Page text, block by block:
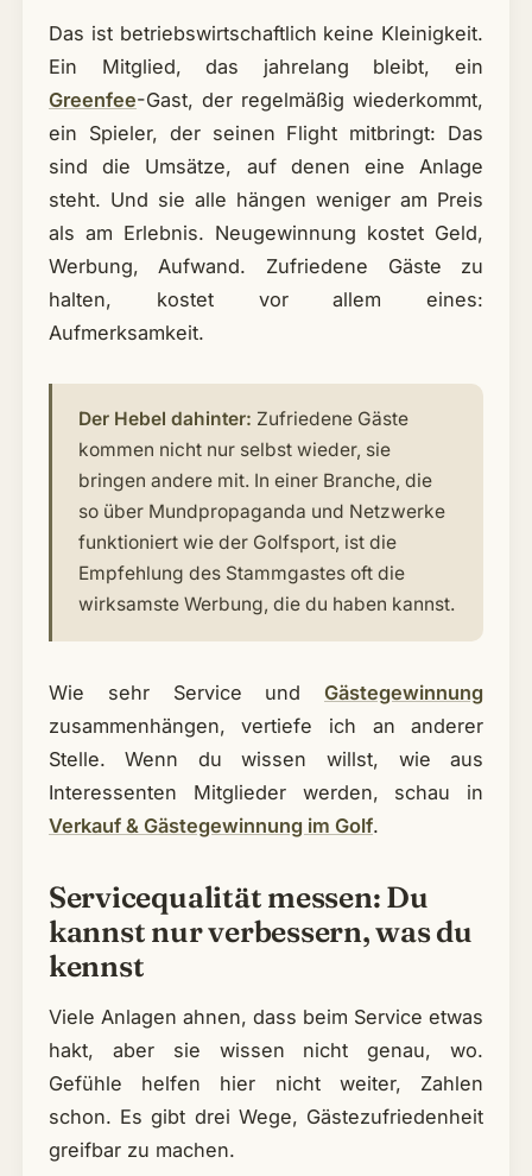
Das ist betriebswirtschaftlich keine Kleinigkeit.
Ein Mitglied, das jahrelang bleibt, ein
Greenfee-Gast, der regelmäßig wiederkommt,
ein Spieler, der seinen Flight mitbringt: Das
sind die Umsätze, auf denen eine Anlage
steht. Und sie alle hängen weniger am Preis
als am Erlebnis. Neugewinnung kostet Geld,
Werbung, Aufwand. Zufriedene Gäste zu
halten, kostet vor allem eines:
Aufmerksamkeit.
Der Hebel dahinter: Zufriedene Gäste
kommen nicht nur selbst wieder, sie
bringen andere mit. In einer Branche, die
so über Mundpropaganda und Netzwerke
funktioniert wie der Golfsport, ist die
Empfehlung des Stammgastes oft die
wirksamste Werbung, die du haben kannst.
Wie sehr Service undGästegewinnung
zusammenhängen, vertiefe ich an anderer
Stelle. Wenn du wissen willst, wie aus
Interessenten Mitglieder werden, schau in
Verkauf & Gästegewinnung im Golf.
Servicequalität messen: Du
kannst nur verbessern, was du
kennst
Viele Anlagen ahnen, dass beim Service etwas
hakt, aber sie wissen nicht genau, wo.
Gefühle helfen hier nicht weiter, Zahlen
schon. Es gibt drei Wege, Gästezufriedenheit
greifbar zu machen.